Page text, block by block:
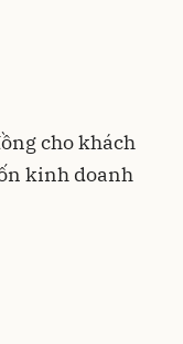
cho khách
kinh doanh